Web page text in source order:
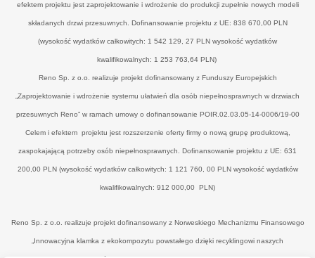
efektem projektu jest zaprojektowanie i wdrożenie do produkcji zupełnie nowych modeli
składanych drzwi przesuwnych. Dofinansowanie projektu z UE: 838 670,00 PLN
(wysokość wydatków całkowitych: 1 542 129, 27 PLN wysokość wydatków
kwalifikowalnych: 1 253 763,64 PLN)
Reno Sp. z o.o. realizuje projekt dofinansowany z Funduszy Europejskich
„Zaprojektowanie i wdrożenie systemu ułatwień dla osób niepełnosprawnych w drzwiach
przesuwnych Reno” w ramach umowy o dofinansowanie POIR.02.03.05-14-0006/19-00
Celem i efektem projektu jest rozszerzenie oferty firmy o nową grupę produktową,
zaspokajającą potrzeby osób niepełnosprawnych. Dofinansowanie projektu z UE: 631
200,00 PLN (wysokość wydatków całkowitych: 1 121 760, 00 PLN wysokość wydatków
kwalifikowalnych: 912 000,00 PLN)
Reno Sp. z o.o. realizuje projekt dofinansowany z Norweskiego Mechanizmu Finansowego
„Innowacyjna klamka z ekokompozytu powstałego dzięki recyklingowi naszych